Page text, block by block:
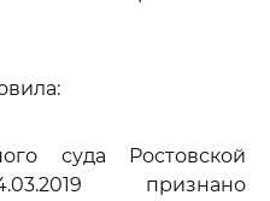
суда Ростовской
признано